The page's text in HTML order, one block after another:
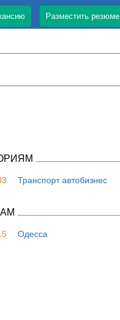
Разместить резюме
Транспорт автобизнес
Одесса